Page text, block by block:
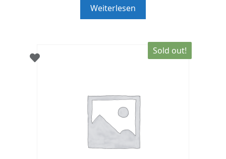
o
f
5
Weiterlesen
Sold out!